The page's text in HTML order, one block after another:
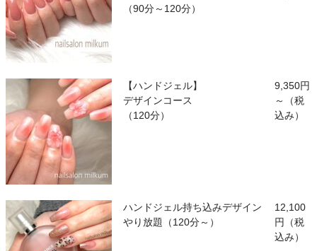
（90分～120分）
【ハンドジェル】
デザインコース
（120分）
9,350円
～（税
込み）
ハンドジェル持ち込みデザイン
やり放題（120分～）
12,100
円（税
込み）